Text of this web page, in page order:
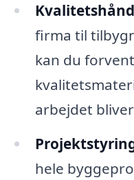
firma til
kan du
arbejdet
hele